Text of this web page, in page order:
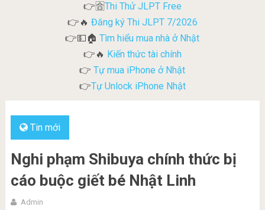
👉🈴Thi Thử JLPT Free
👉🔥 Đăng ký Thi JLPT 7/2026
👉💵🏠Tìm hiểu mua nhà ở Nhật
👉🔥 Kiến thức tài chính
👉 Tự mua iPhone ở Nhật
👉Tự Unlock iPhone Nhật
Tin mới
Nghi phạm Shibuya chính thức bị
cáo buộc giết bé Nhật Linh
Admin